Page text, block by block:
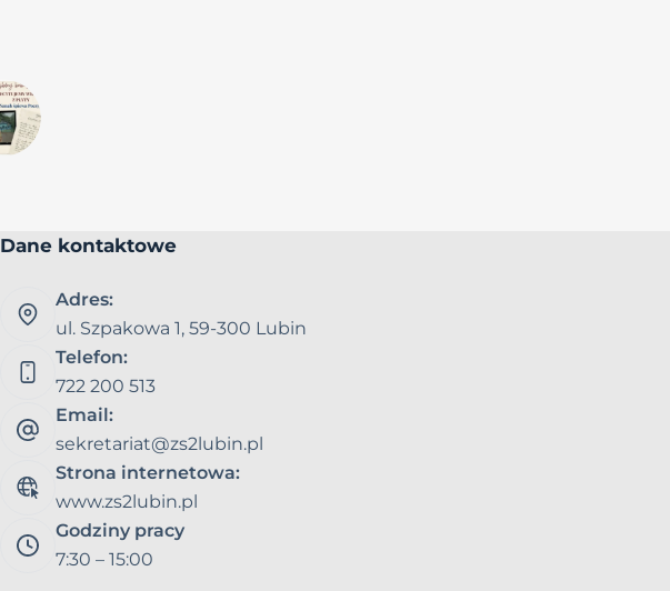
Dane kontaktowe
Adres:
ul. Szpakowa 1, 59-300 Lubin
Telefon:
722 200 513
Email:
sekretariat@zs2lubin.pl
Strona internetowa:
www.zs2lubin.pl
Godziny pracy
7:30 – 15:00